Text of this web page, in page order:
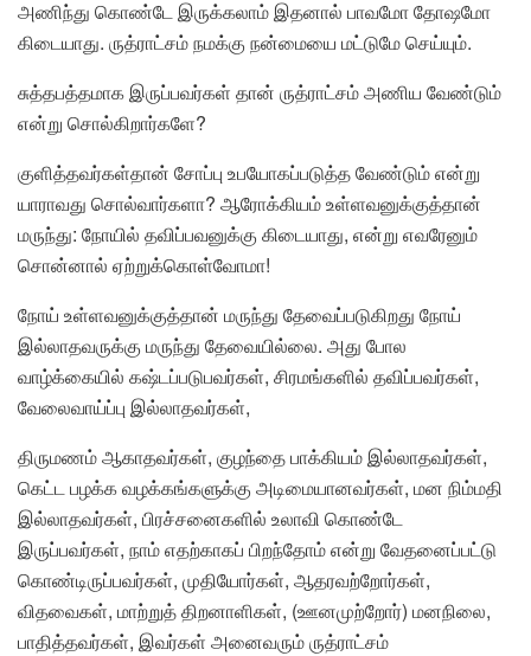
அணிந்து கொண்டே இருக்கலாம் இதனால் பாவமோ தோஷமோ
கிடையாது. ருத்ராட்சம் நமக்கு நன்மையை மட்டுமே செய்யும்.
சுத்தபத்தமாக இருப்பவர்கள் தான் ருத்ராட்சம் அணிய வேண்டும்
என்று சொல்கிறார்களே?
குளித்தவர்கள்தான் சோப்பு உபயோகப்படுத்த வேண்டும் என்று
யாராவது சொல்வார்களா? ஆரோக்கியம் உள்ளவனுக்குத்தான்
மருந்து: நோயில் தவிப்பவனுக்கு கிடையாது, என்று எவரேனும்
சொன்னால் ஏற்றுக்கொள்வோமா!
நோய் உள்ளவனுக்குத்தான் மருந்து தேவைப்படுகிறது நோய்
இல்லாதவருக்கு மருந்து தேவையில்லை. அது போல
வாழ்க்கையில் கஷ்டப்படுபவர்கள், சிரமங்களில் தவிப்பவர்கள்,
வேலைவாய்ப்பு இல்லாதவர்கள்,
திருமணம் ஆகாதவர்கள், குழந்தை பாக்கியம் இல்லாதவர்கள்,
கெட்ட பழக்க வழக்கங்களுக்கு அடிமையானவர்கள், மன நிம்மதி
இல்லாதவர்கள், பிரச்சனைகளில் உலாவி கொண்டே
இருப்பவர்கள், நாம் எதற்காகப் பிறந்தோம் என்று வேதனைப்பட்டு
கொண்டிருப்பவர்கள், முதியோர்கள், ஆதரவற்றோர்கள்,
விதவைகள், மாற்றுத் திறனாளிகள், (ஊனமுற்றோர்) மனநிலை,
பாதித்தவர்கள், இவர்கள் அனைவரும் ருத்ராட்சம்